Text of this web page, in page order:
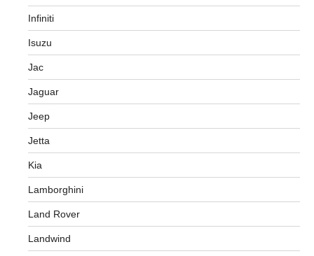
Infiniti
Isuzu
Jac
Jaguar
Jeep
Jetta
Kia
Lamborghini
Land Rover
Landwind